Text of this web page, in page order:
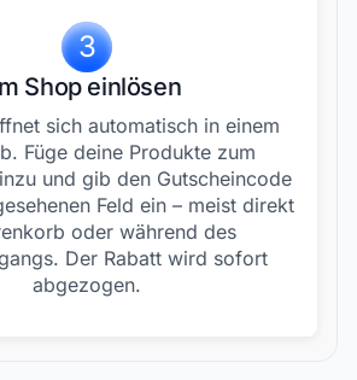
3
Shop einlösen
sich automatisch in einem
Füge deine Produkte zum
und gib den Gutscheincode
Feld ein – meist direkt
oder während des
Der Rabatt wird sofort
abgezogen.